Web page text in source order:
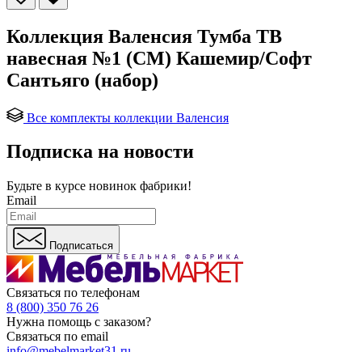
Коллекция Валенсия Тумба ТВ
навесная №1 (СМ) Кашемир/Софт
Сантьяго (набор)
Все комплекты коллекции Валенсия
Подписка на новости
Будьте в курсе новинок фабрики!
Email
Подписаться
Связаться по телефонам
8 (800) 350 76 26
Нужна помощь с заказом?
Связаться по email